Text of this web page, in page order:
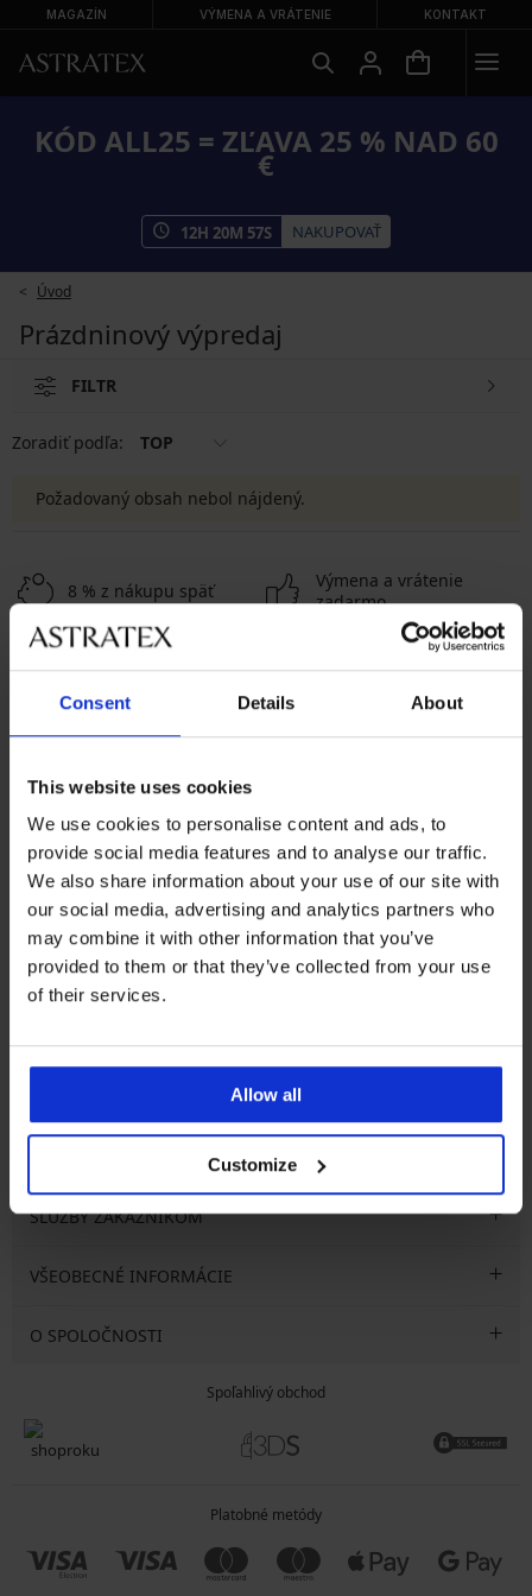
Consent Details About
This website uses cookies
We use cookies to personalise content and ads, to
provide social media features and to analyse our traffic.
We also share information about your use of our site with
our social media, advertising and analytics partners who
may combine it with other information that you’ve
provided to them or that they’ve collected from your use
of their services.
Allow all
Customize
MAGAZÍN VÝMENA A VRÁTENIE KONTAKT
KÓD ALL25 = ZĽAVA 25 % NAD 60
€
12H 20M 57S NAKUPOVAŤ
Úvod
Prázdninový výpredaj
FILTR
Zoradiť podľa: TOP
Požadovaný obsah nebol nájdený.
8 % z nákupu späť
Výmena a vrátenie
zadarmo
Výhodné poštovné
02 205 703 40
info@astratex.sk
Newsletter
Prihláste sa do newsletteru a získajte
CHCEM ODOBERAŤ
SLUŽBY ZÁKAZNÍKOM
VŠEOBECNÉ INFORMÁCIE
O SPOLOČNOSTI
Spoľahlivý obchod
Platobné metódy